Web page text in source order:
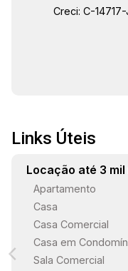
Creci: C-14717-
Links Úteis
Locação até 3
Apartamento
Casa
Casa Comercial
Casa em
Sala Comercial